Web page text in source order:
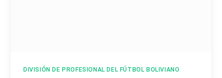
DIVISIÓN DE PROFESIONAL DEL FÚTBOL BOLIVIANO